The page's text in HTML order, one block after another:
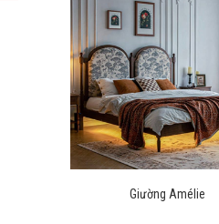
GHẾ SOFA JAPANJI 01